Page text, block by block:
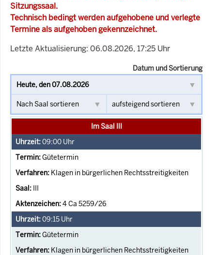
Sitzungssaal.
Technisch bedingt werden aufgehobene und verlegte
Termine als aufgehoben gekennzeichnet.
Letzte Aktualisierung: 06.08.2026, 17:25 Uhr
Datum und Sortierung
Im Saal III
09:00 Uhr
Gütetermin
Klagen in bürgerlichen Rechtsstreitigkeiten
III
4 Ca 5259/26
09:15 Uhr
Gütetermin
Klagen in bürgerlichen Rechtsstreitigkeiten